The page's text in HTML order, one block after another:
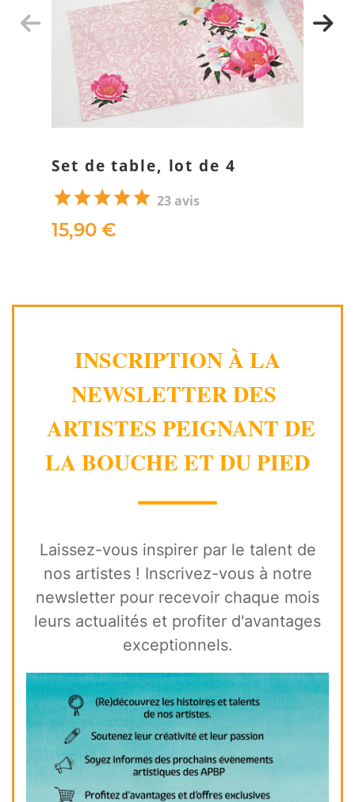
Set de table, lot de 4
23 avis
15,90 €
INSCRIPTION À LA
NEWSLETTER DES
ARTISTES PEIGNANT DE
LA BOUCHE ET DU PIED
⸻
Laissez-vous inspirer par le talent de
nos artistes ! Inscrivez-vous à notre
newsletter pour recevoir chaque mois
leurs actualités et profiter d'avantages
exceptionnels.